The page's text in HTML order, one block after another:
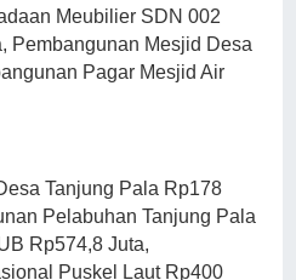
Meubilier SDN 002
Pembangunan Mesjid Desa
Pagar Mesjid Air
Tanjung Pala Rp178
Pelabuhan Tanjung Pala
Rp574,8 Juta,
Puskel Laut Rp400